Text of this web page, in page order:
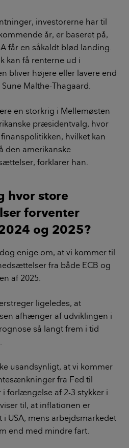
investorerne har til
år, er baseret på,
får en såkaldt blød landing.
kan få renterne ud i
bliver højere eller lavere end
Malthe-Thagaard.
en storkrig i Mellemøsten
præsidentvalg, hvor
hvilket kan
den amerikanske
forklarer han.
hvor store
forventer
og 2025?
enige om, at vi kommer til
fra både ECB og
af 2025.
ligeledes, at
afhænger af udviklingen i
så langt frem i tid
usandsynligt, at vi kommer
fra Fed til
forlængelse af 2-3 stykker i
til, at inflationen er
USA, mens arbejdsmarkedet
end med mindre fart.